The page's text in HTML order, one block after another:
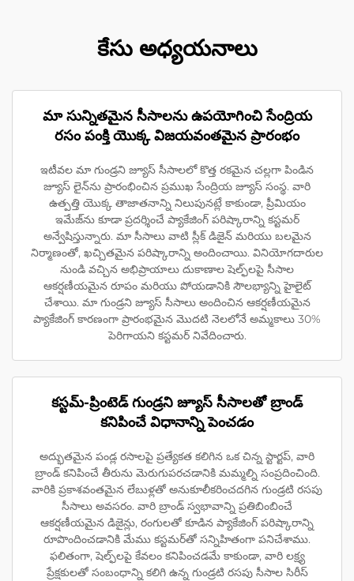
కేసు అధ్యయనాలు
మా సున్నితమైన సీసాలను ఉపయోగించి సేంద్రియ
రసం పంక్తి యొక్క విజయవంతమైన ప్రారంభం
ఇటీవల మా గుండ్రని జ్యూస్ సీసాలలో కొత్త రకమైన చల్లగా పిండిన
జ్యూస్ లైన్‌ను ప్రారంభించిన ప్రముఖ సేంద్రియ జ్యూస్ సంస్థ. వారి
ఉత్పత్తి యొక్క తాజాతనాన్ని నిలుపునట్లే కాకుండా, ప్రీమియం
ఇమేజ్‌ను కూడా ప్రదర్శించే ప్యాకేజింగ్ పరిష్కారాన్ని కస్టమర్
అన్వేషిస్తున్నారు. మా సీసాలు వాటి స్లీక్ డిజైన్ మరియు బలమైన
నిర్మాణంతో, ఖచ్చితమైన పరిష్కారాన్ని అందించాయి. వినియోగదారుల
నుండి వచ్చిన అభిప్రాయాలు దుకాణాల షెల్ఫ్‌లపై సీసాల
ఆకర్షణీయమైన రూపం మరియు పోయడానికి సౌలభ్యాన్ని హైలైట్
చేశాయి. మా గుండ్రని జ్యూస్ సీసాలు అందించిన ఆకర్షణీయమైన
ప్యాకేజింగ్ కారణంగా ప్రారంభమైన మొదటి నెలలోనే అమ్మకాలు 30%
పెరిగాయని కస్టమర్ నివేదించారు.
కస్టమ్-ప్రింటెడ్ గుండ్రని జ్యూస్ సీసాలతో బ్రాండ్
కనిపించే విధానాన్ని పెంచడం
అద్భుతమైన పండ్ల రసాలపై ప్రత్యేకత కలిగిన ఒక చిన్న స్టార్టప్, వారి
బ్రాండ్ కనిపించే తీరును మెరుగుపరచడానికి మమ్మల్ని సంప్రదించింది.
వారికి ప్రకాశవంతమైన లేబుళ్లతో అనుకూలీకరించదగిన గుండ్రటి రసపు
సీసాలు అవసరం. వారి బ్రాండ్ స్వభావాన్ని ప్రతిబింబించే
ఆకర్షణీయమైన డిజైన్లు, రంగులతో కూడిన ప్యాకేజింగ్ పరిష్కారాన్ని
రూపొందించడానికి మేము కస్టమర్‌తో సన్నిహితంగా పనిచేశాము.
ఫలితంగా, షెల్ఫ్‌లపై కేవలం కనిపించడమే కాకుండా, వారి లక్ష్య
ప్రేక్షకులతో సంబంధాన్ని కలిగి ఉన్న గుండ్రటి రసపు సీసాల సిరీస్